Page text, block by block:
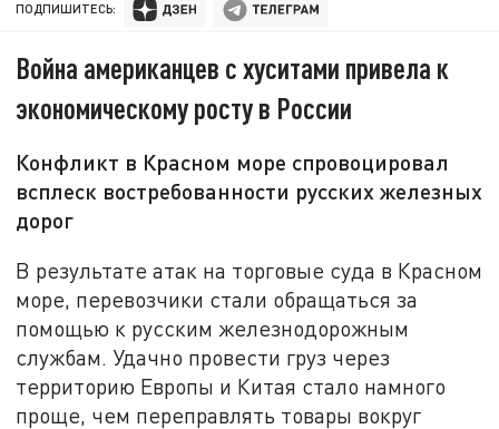
ПОДПИШИТЕСЬ:
Война американцев с хуситами привела к
экономическому росту в России
Конфликт в Красном море спровоцировал
всплеск востребованности русских железных
дорог
В результате атак на торговые суда в Красном
море, перевозчики стали обращаться за
помощью к русским железнодорожным
службам. Удачно провести груз через
территорию Европы и Китая стало намного
проще, чем переправлять товары вокруг